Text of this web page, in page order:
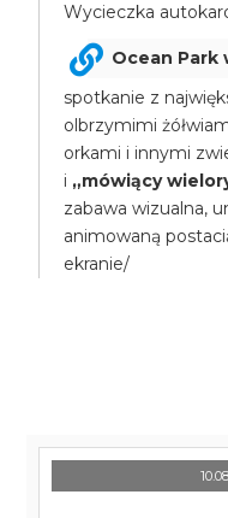
Wycieczka
Ocean Park
spotkanie z
olbrzymimi
orkami i innymi
i „mówiący
zabawa wizualna,
animowaną
ekranie/